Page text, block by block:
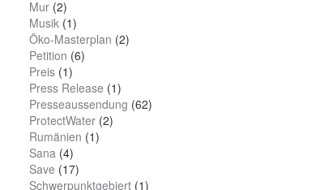
Mur (2)
Musik (1)
Öko-Masterplan (2)
Petition (6)
Preis (1)
Press Release (1)
Presseaussendung (62)
ProtectWater (2)
Rumänien (1)
Sana (4)
Save (17)
Schwerpunktgebiert (1)